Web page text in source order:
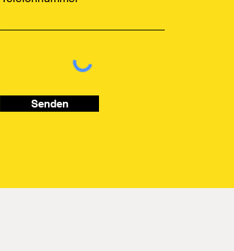
Senden